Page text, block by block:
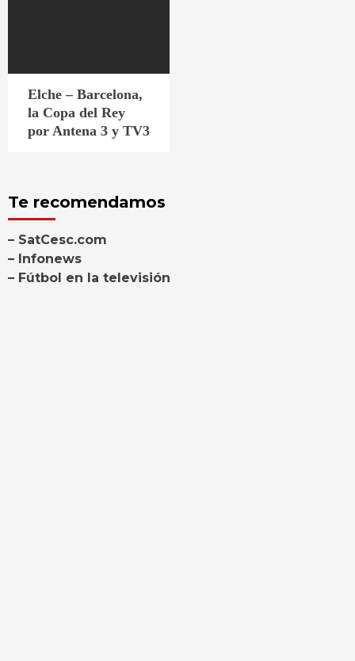
Elche – Barcelona,
la Copa del Rey
por Antena 3 y TV3
Te recomendamos
– SatCesc.com
– Infonews
– Fútbol en la televisión